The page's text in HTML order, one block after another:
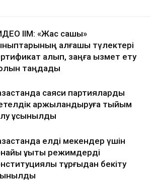
ІІМ: «Жас сақшы»
алғашқы түлектері
алып, заңға қызмет ету
таңдады
саяси партияларды
қаржыландыруға тыйым
ұсынылды
елді мекендер үшін
құқықтық режимдерді
тұрғыдан бекіту